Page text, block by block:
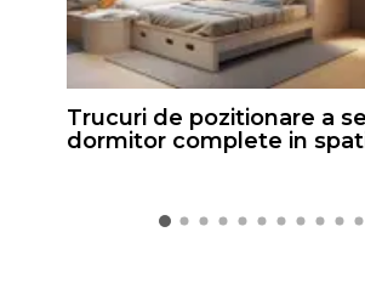
Trucuri de pozitionare a
dormitor complete in